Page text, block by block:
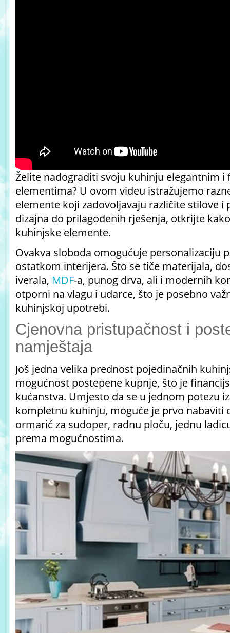
Želite nadograditi svoju kuhinju elegantnim
elementima? U ovom videu istražujemo
elemente koji zadovoljavaju različite stilove i
dizajna do prilagođenih rješenja, otkrijte
kuhinjske elemente.
Ovakva sloboda omogućuje personalizaciju
ostatkom interijera. Što se tiče materijala,
iverala, MDF-a, punog drva, ali i modernih
otporni na vlagu i udarce, što je posebno
kuhinjskoj upotrebi.
Cjenovna pristupačnost i
namještaja
Još jedna velika prednost pojedinačnih
mogućnost postepene kupnje, što je
kućanstva. Umjesto da se u jednom potezu
kompletnu kuhinju, moguće je prvo nabaviti
ormarić za sudoper, radnu ploču, jednu
prema mogućnostima.